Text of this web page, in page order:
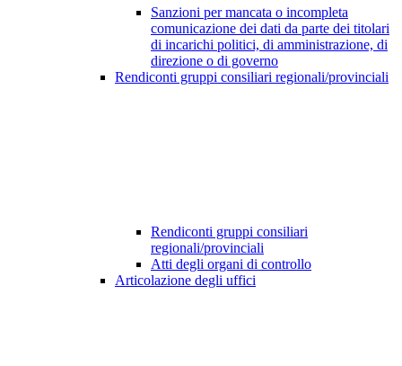
Sanzioni per mancata o incompleta
comunicazione dei dati da parte dei titolari
di incarichi politici, di amministrazione, di
direzione o di governo
Rendiconti gruppi consiliari regionali/provinciali
Rendiconti gruppi consiliari
regionali/provinciali
Atti degli organi di controllo
Articolazione degli uffici